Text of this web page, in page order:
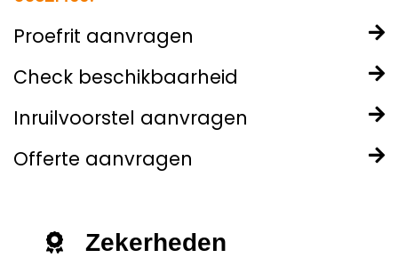
Proefrit aanvragen
Check beschikbaarheid
Inruilvoorstel aanvragen
Offerte aanvragen
Zekerheden